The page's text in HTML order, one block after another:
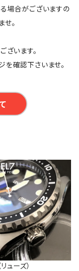
る場合がございますの
せ。
ざいます。
を確認下さいませ。
ューズ）